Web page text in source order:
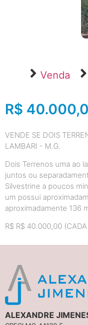
Venda
R$
VENDE SE DOIS
LAMBARI - M.G.
Dois Terrenos uma ao
juntos ou
Silvestrine a poucos
um possui
aproximadamente 136
R$ R$ 40.000,00
ALEXANDRE